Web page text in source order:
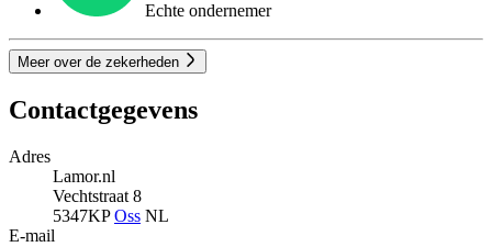
Echte ondernemer
Meer over de zekerheden
Contactgegevens
Adres
Lamor.nl
Vechtstraat 8
5347KPOss NL
E-mail